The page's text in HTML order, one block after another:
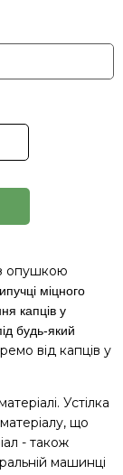
опушкою
міцного
капців у
будь-який
від капців у
Устілка
що
- також
машинці